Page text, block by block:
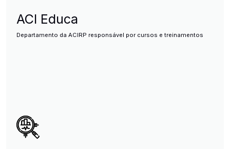
ACI Educa
Departamento da ACIRP responsável por cursos e treinamentos